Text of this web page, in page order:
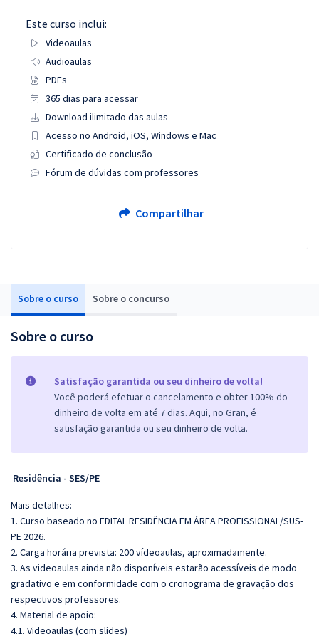
Sobre o curso Sobre o concurso
Sobre o curso
Satisfação garantida ou seu dinheiro de volta!
Você poderá efetuar o cancelamento e obter 100% do
dinheiro de volta em até 7 dias. Aqui, no Gran, é
satisfação garantida ou seu dinheiro de volta.
Residência - SES/PE
Mais detalhes:
1. Curso baseado no EDITAL RESIDÊNCIA EM ÁREA PROFISSIONAL/SUS-
PE 2026.
2. Carga horária prevista: 200 vídeoaulas, aproximadamente.
3. As videoaulas ainda não disponíveis estarão acessíveis de modo
gradativo e em conformidade com o cronograma de gravação dos
respectivos professores.
4. Material de apoio:
4.1. Videoaulas (com slides)
Este curso inclui:
Videoaulas
Audioaulas
PDFs
365 dias para acessar
Download ilimitado das aulas
Acesso no Android, iOS, Windows e Mac
Certificado de conclusão
Fórum de dúvidas com professores
Compartilhar